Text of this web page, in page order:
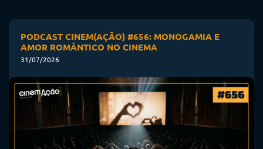
PODCAST CINEM(AÇÃO) #656: MONOGAMIA E
AMOR ROMÂNTICO NO CINEMA
31/07/2026